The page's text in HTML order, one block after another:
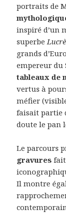
portraits de
inspiré d’un
superbe
grands
empereur
tableaux de
vertus à
méfier
faisait partie
doute le pan
Le parcours
gravures
Il montre